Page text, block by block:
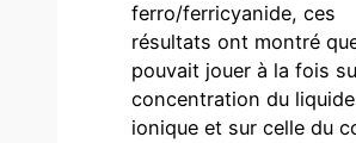
ferro/ferricyanide, ces
résultats ont montré
pouvait jouer à la fois
concentration du liquide
ionique et sur celle du